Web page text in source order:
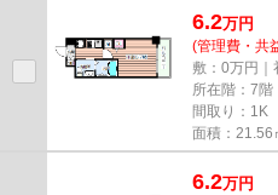
6.2万円
(管理費・共
敷：0万円｜
所在階：7階
間取り：1K
面積：21.56
6.2万円